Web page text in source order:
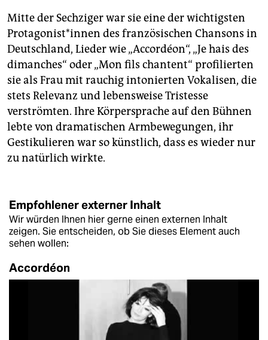
Mitte der Sechziger war sie eine der wichtigsten
Protagonist*innen des französischen Chansons in
Deutschland, Lieder wie „Accordéon“, „Je hais des
dimanches“ oder „Mon fils chantent“ profilierten
sie als Frau mit rauchig intonierten Vokalisen, die
stets Relevanz und lebensweise Tristesse
verströmten. Ihre Körpersprache auf den Bühnen
lebte von dramatischen Armbewegungen, ihr
Gestikulieren war so künstlich, dass es wieder nur
zu natürlich wirkte.
Empfohlener externer Inhalt
Wir würden Ihnen hier gerne einen externen Inhalt
zeigen. Sie entscheiden, ob Sie dieses Element auch
sehen wollen:
Accordéon